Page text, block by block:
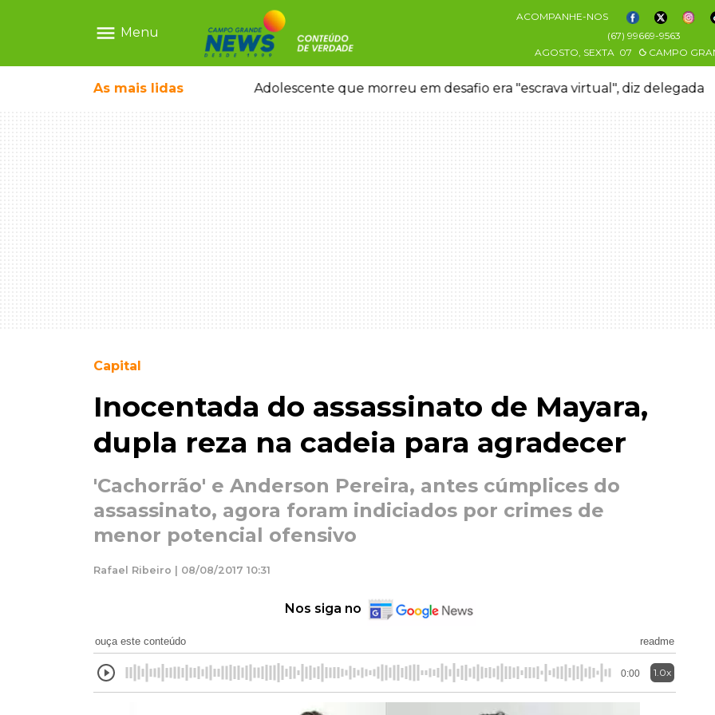
menu Menu
ACOMPANHE-NOS
(67) 99669-9563
AGOSTO, SEXTA 07 CAMPO
As mais lidas
temporal no interior Adolescente que morreu em desafio era "escrava virtual", diz delegada
Capital
Inocentada do assassinato de Mayara,
dupla reza na cadeia para agradecer
'Cachorrão' e Anderson Pereira, antes cúmplices do
assassinato, agora foram indiciados por crimes de
menor potencial ofensivo
Rafael Ribeiro | 08/08/2017 10:31
Nos siga no
ouça este conteúdo readme
0:00 1.0x